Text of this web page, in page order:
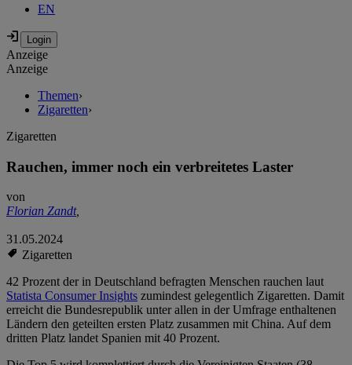
EN
Anzeige
Anzeige
Themen›
Zigaretten›
Zigaretten
Rauchen, immer noch ein verbreitetes Laster
von
Florian Zandt,
31.05.2024
Zigaretten
42 Prozent der in Deutschland befragten Menschen rauchen laut
Statista Consumer Insights zumindest gelegentlich Zigaretten. Damit
erreicht die Bundesrepublik unter allen in der Umfrage enthaltenen
Ländern den geteilten ersten Platz zusammen mit China. Auf dem
dritten Platz landet Spanien mit 40 Prozent.